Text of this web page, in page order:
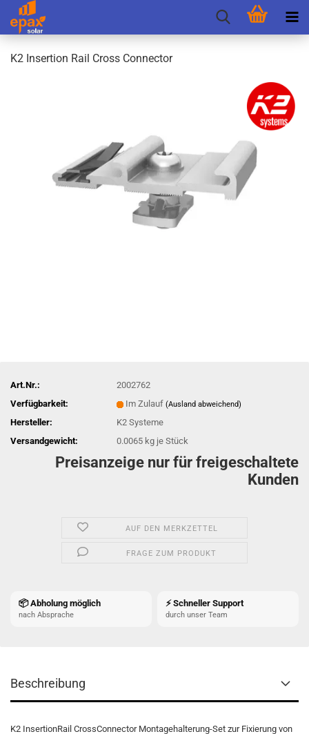
K2 In­ser­ti­on Rail Cross Con­nec­tor
Art.Nr.:
2002762
Verfügbarkeit:
Im Zulauf (Ausland abweichend)
Hersteller:
K2 Systeme
Versandgewicht:
0.0065 kg je Stück
Preisanzeige nur für freigeschaltete
Kunden
AUF DEN MERKZETTEL
FRAGE ZUM PRODUKT
📦 Abholung möglich
nach Absprache
⚡ Schneller Support
durch unser Team
Beschreibung
K2 InsertionRail CrossConnector Montagehalterung-Set zur Fixierung von